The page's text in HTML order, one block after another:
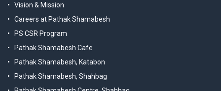
Vision & Mission
Careers at Pathak Shamabesh
PS CSR Program
Pathak Shamabesh Cafe
Pathak Shamabesh, Katabon
Pathak Shamabesh, Shahbag